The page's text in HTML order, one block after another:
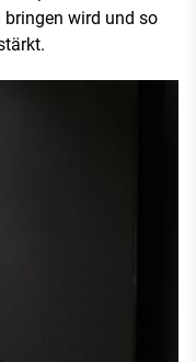
wird und so